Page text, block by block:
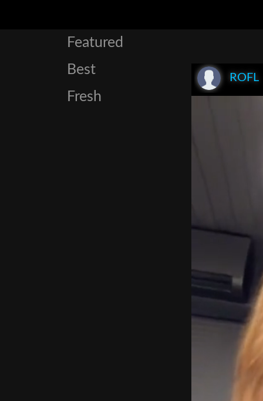
Featured
Best
Fresh
ROFL